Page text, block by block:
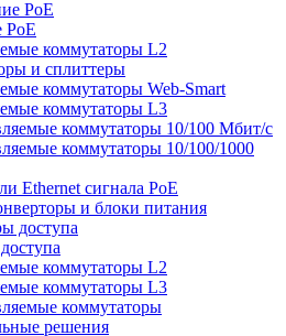
PoE
коммутаторы L2
и сплиттеры
коммутаторы Web-Smart
коммутаторы L3
коммутаторы 10/100 Мбит/с
коммутаторы 10/100/1000
Ethernet сигнала PoE
и блоки питания
коммутаторы L2
коммутаторы L3
коммутаторы